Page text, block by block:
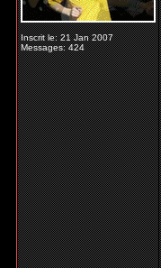
Inscrit le: 21 Jan 2007
Messages: 424